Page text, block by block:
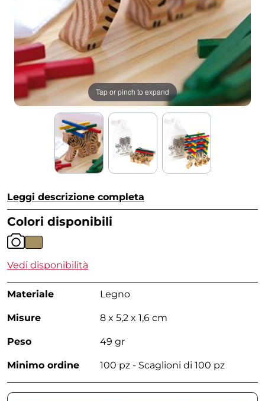
Tap or pinch to expand
Leggi descrizione completa
Colori disponibili
Vedi disponibilità
Materiale Legno
Misure 8 x 5,2 x 1,6 cm
Peso 49 gr
Minimo ordine 100 pz - Scaglioni di 100 pz